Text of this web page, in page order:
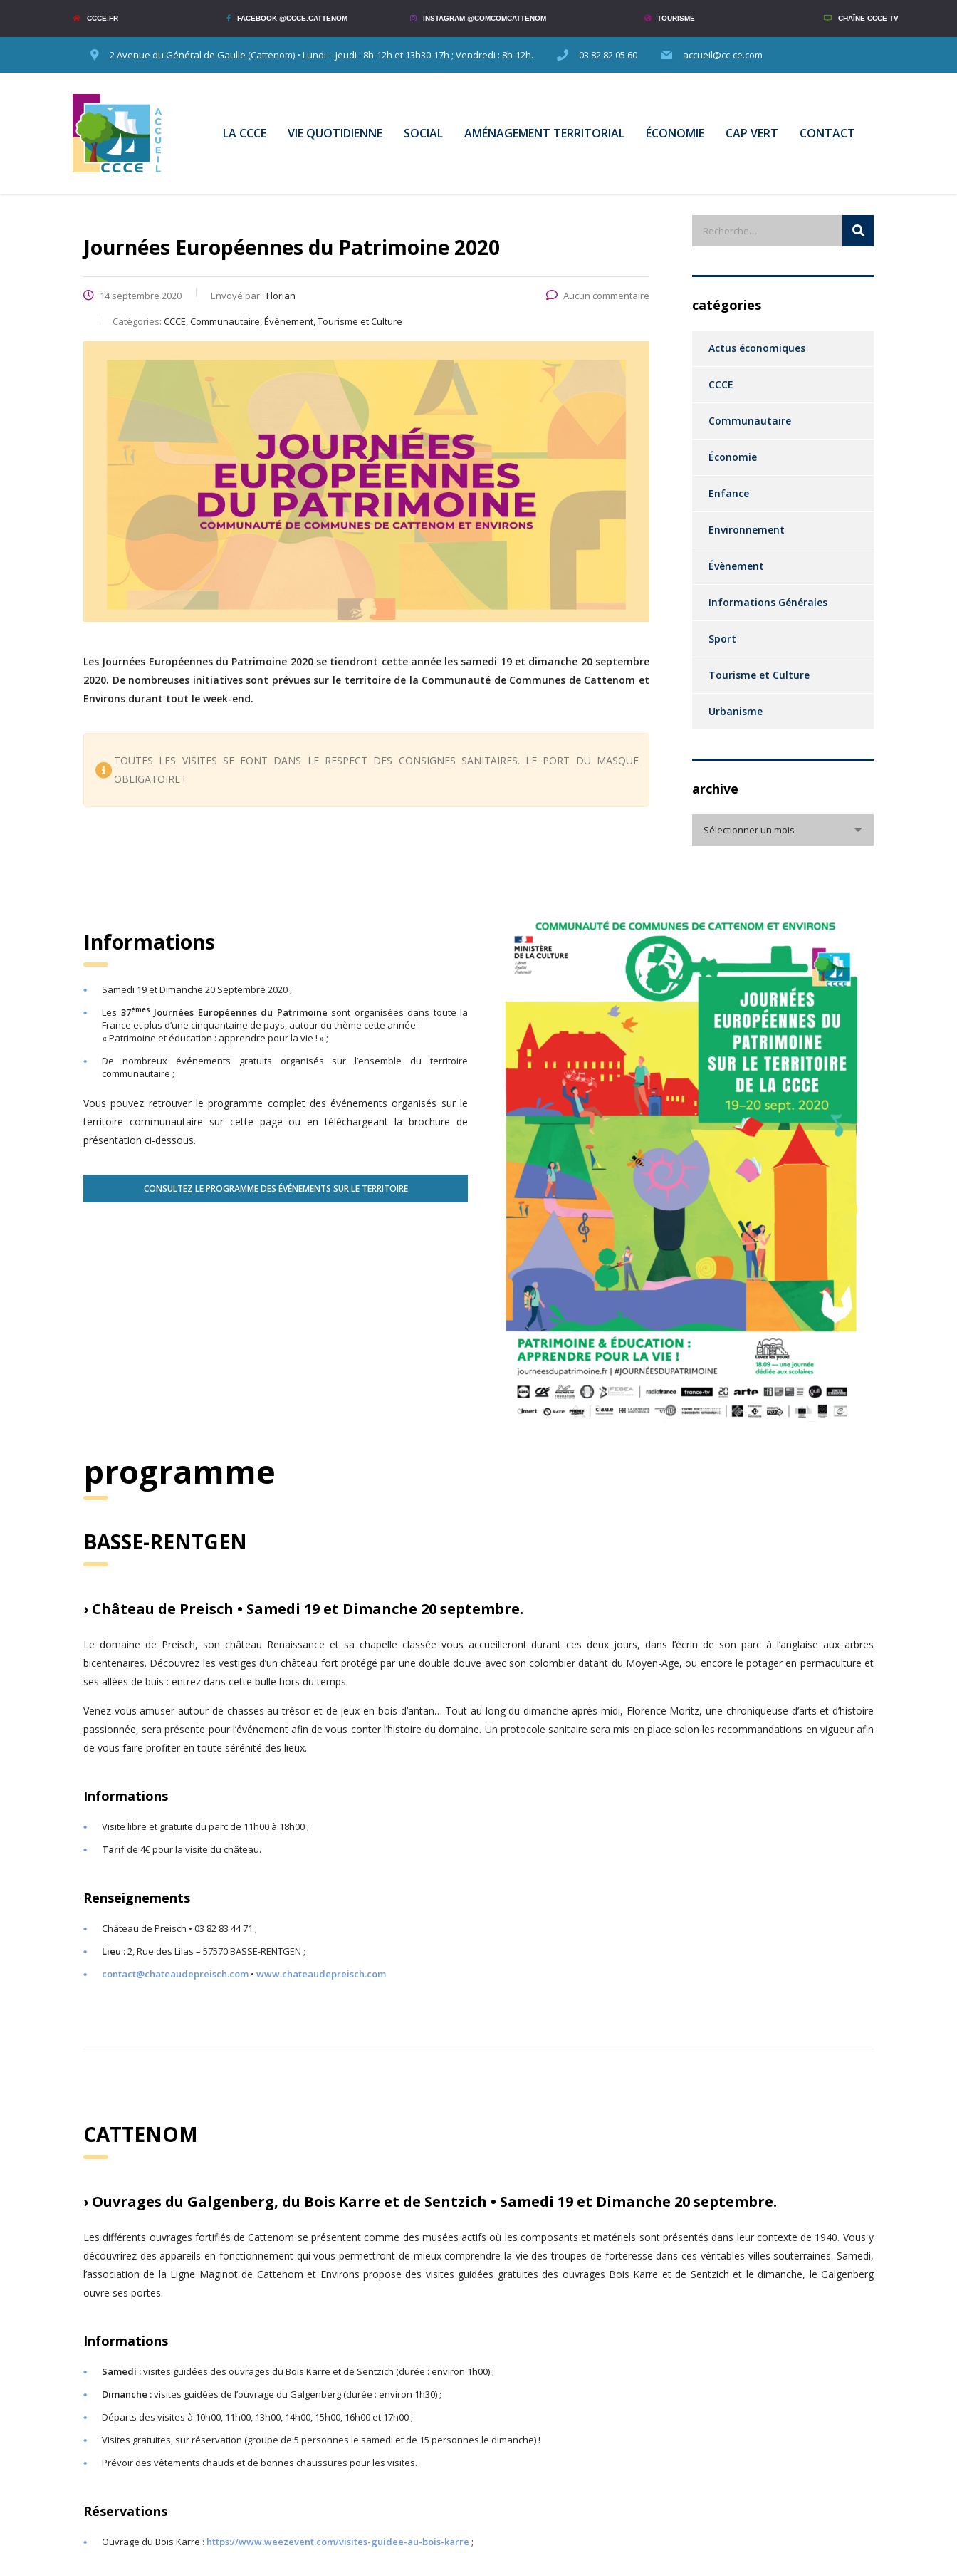
CCCE.FR FACEBOOK @CCCE.CATTENOM INSTAGRAM @COMCOMCATTENOM TOURISME CHAÎNE CCCE TV
2 Avenue du Général de Gaulle (Cattenom) • Lundi – Jeudi : 8h-12h et 13h30-17h ; Vendredi : 8h-12h. 03 82 82 05 60 accueil@cc-ce.com
LA CCCE VIE QUOTIDIENNE SOCIAL AMÉNAGEMENT TERRITORIAL ÉCONOMIE CAP VERT CONTACT
Journées Européennes du Patrimoine 2020
14 septembre 2020 Envoyé par : Florian
Catégories: CCCE, Communautaire, Évènement, Tourisme et Culture
Aucun commentaire
Les Journées Européennes du Patrimoine 2020 se tiendront cette année les samedi 19 et dimanche 20 septembre
2020. De nombreuses initiatives sont prévues sur le territoire de la Communauté de Communes de Cattenom et
Environs durant tout le week-end.
TOUTES LES VISITES SE FONT DANS LE RESPECT DES CONSIGNES SANITAIRES. LE PORT DU MASQUE
OBLIGATOIRE !
catégories
Actus économiques
CCCE
Communautaire
Économie
Enfance
Environnement
Évènement
Informations Générales
Sport
Tourisme et Culture
Urbanisme
archive
Sélectionner un mois
Informations
Samedi 19 et Dimanche 20 Septembre 2020 ;
Les 37èmes Journées Européennes du Patrimoine sont organisées dans toute la
France et plus d’une cinquantaine de pays, autour du thème cette année :
« Patrimoine et éducation : apprendre pour la vie ! » ;
De nombreux événements gratuits organisés sur l’ensemble du territoire
communautaire ;
Vous pouvez retrouver le programme complet des événements organisés sur le
territoire communautaire sur cette page ou en téléchargeant la brochure de
présentation ci-dessous.
CONSULTEZ LE PROGRAMME DES ÉVÉNEMENTS SUR LE TERRITOIRE
programme
BASSE-RENTGEN
› Château de Preisch • Samedi 19 et Dimanche 20 septembre.
Le domaine de Preisch, son château Renaissance et sa chapelle classée vous accueilleront durant ces deux jours, dans l’écrin de son parc à l’anglaise aux arbres
bicentenaires. Découvrez les vestiges d’un château fort protégé par une double douve avec son colombier datant du Moyen-Age, ou encore le potager en permaculture et
ses allées de buis : entrez dans cette bulle hors du temps.
Venez vous amuser autour de chasses au trésor et de jeux en bois d’antan… Tout au long du dimanche après-midi, Florence Moritz, une chroniqueuse d’arts et d’histoire
passionnée, sera présente pour l’événement afin de vous conter l’histoire du domaine. Un protocole sanitaire sera mis en place selon les recommandations en vigueur afin
de vous faire profiter en toute sérénité des lieux.
Informations
Visite libre et gratuite du parc de 11h00 à 18h00 ;
Tarifde 4€ pour la visite du château.
Renseignements
Château de Preisch • 03 82 83 44 71 ;
Lieu :2, Rue des Lilas – 57570 BASSE-RENTGEN ;
contact@chateaudepreisch.com • www.chateaudepreisch.com
CATTENOM
› Ouvrages du Galgenberg, du Bois Karre et de Sentzich • Samedi 19 et Dimanche 20 septembre.
Les différents ouvrages fortifiés de Cattenom se présentent comme des musées actifs où les composants et matériels sont présentés dans leur contexte de 1940. Vous y
découvrirez des appareils en fonctionnement qui vous permettront de mieux comprendre la vie des troupes de forteresse dans ces véritables villes souterraines. Samedi,
l’association de la Ligne Maginot de Cattenom et Environs propose des visites guidées gratuites des ouvrages Bois Karre et de Sentzich et le dimanche, le Galgenberg
ouvre ses portes.
Informations
Samedi :visites guidées des ouvrages du Bois Karre et de Sentzich (durée : environ 1h00) ;
Dimanche :visites guidées de l’ouvrage du Galgenberg (durée : environ 1h30) ;
Départs des visites à 10h00, 11h00, 13h00, 14h00, 15h00, 16h00 et 17h00 ;
Visites gratuites, sur réservation (groupe de 5 personnes le samedi et de 15 personnes le dimanche) !
Prévoir des vêtements chauds et de bonnes chaussures pour les visites.
Réservations
Ouvrage du Bois Karre : https://www.weezevent.com/visites-guidee-au-bois-karre ;